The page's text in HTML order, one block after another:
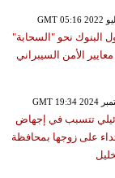
البنوك نحو "السحابة"
الأمن السيبراني
تتسبب في إجهاض
على زوجها بمحافظة